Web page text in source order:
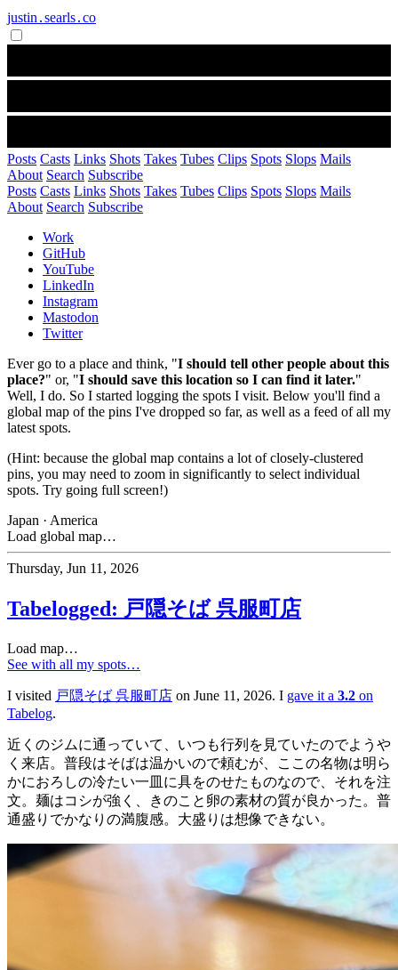
justin․searls․co
Posts Casts Links Shots Takes Tubes Clips Spots Slops Mails
About Search Subscribe
Posts Casts Links Shots Takes Tubes Clips Spots Slops Mails
About Search Subscribe
Work
GitHub
YouTube
LinkedIn
Instagram
Mastodon
Twitter
Ever go to a place and think, "I should tell other people about this
place?" or, "I should save this location so I can find it later."
Well, I do. So I started logging the spots I visit. Below you'll find a
global map of the pins I've dropped so far, as well as a feed of all my
latest spots.
(Hint: because the global map contains a lot of closely-clustered
pins, you may need to zoom in significantly to select individual
spots. Try going full screen!)
Japan · America
Load global map…
Thursday, Jun 11, 2026
Tabelogged: 戸隠そば 呉服町店
Load map…
See with all my spots…
I visited 戸隠そば 呉服町店 on June 11, 2026. I gave it a 3.2 on
Tabelog.
近くのジムに通っていて、いつも行列を見ていたのでようや
く来店。普段はそばは温かいので頼むが、ここの名物は明ら
かにおろしの冷たい一皿に具をのせたものなので、それを注
文。麺はコシが強く、きのこと卵の素材の質が良かった。普
通盛りでかなりの満腹感。大盛りは想像できない。